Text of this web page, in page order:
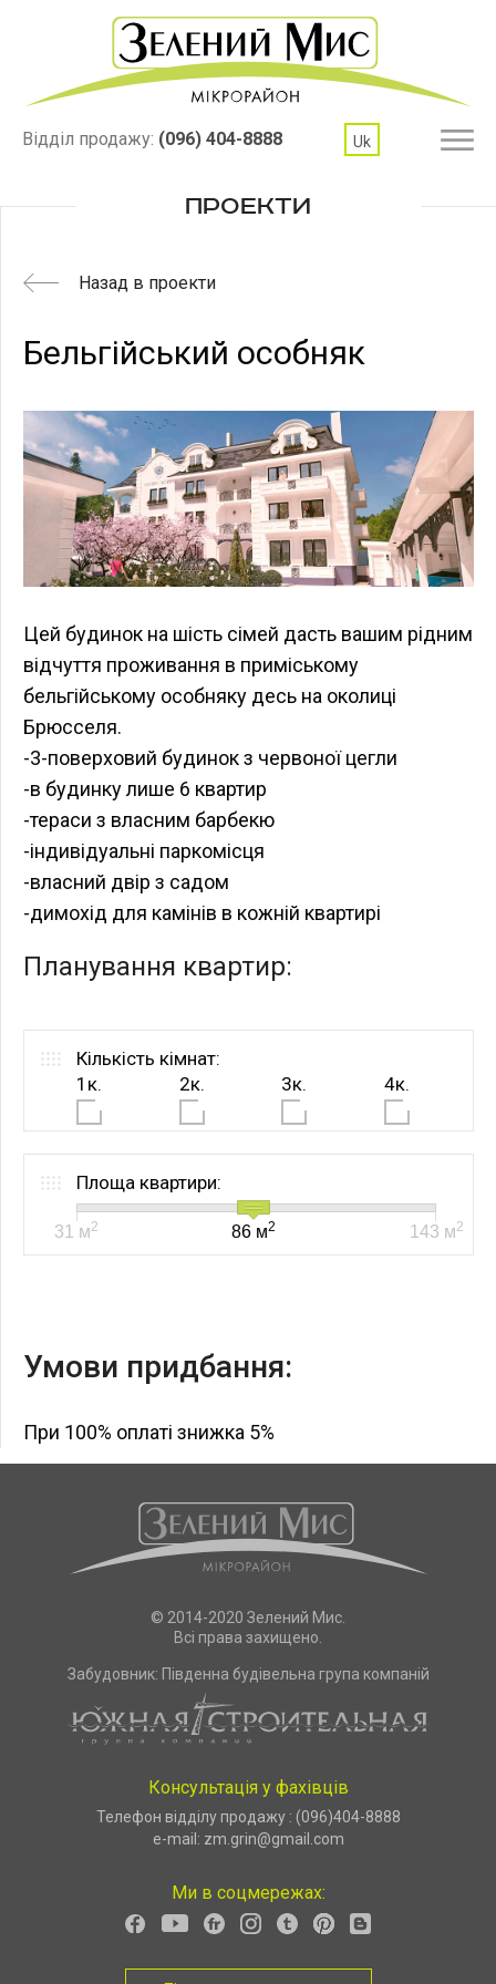
Відділ продажу: (096) 404-8888 Uk
ПРОЕКТИ
Назад в проекти
Бельгійський особняк
Цей будинок на шість сімей дасть вашим рідним
відчуття проживання в приміському
бельгійському особняку десь на околиці
Брюсселя.
-3-поверховий будинок з червоної цегли
-в будинку лише 6 квартир
-тераси з власним барбекю
-індивідуальні паркомісця
-власний двір з садом
-димохід для камінів в кожній квартирі
Планування квартир:
Кількість кімнат:
1к.
2к. 3к. 4к.
Площа квартири:
31 м2 143 м2
86 м2
Умови придбання:
При 100% оплаті знижка 5%
© 2014-2020 Зелений Мис.
Всі права захищено.
Забудовник: Південна будівельна група компаній
Ми в соцмережах:
Консультація у фахівців
Телефон відділу продажу : (096)404-8888
e-mail: zm.grin@gmail.com